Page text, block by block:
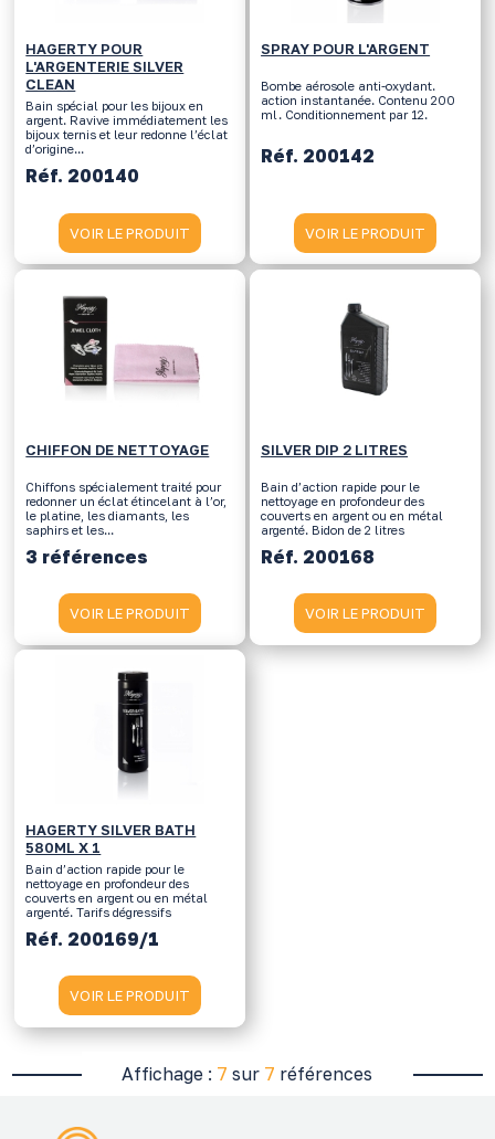
HAGERTY POUR
L'ARGENTERIE SILVER
CLEAN
Bain spécial pour les bijoux en
argent. Ravive immédiatement les
bijoux ternis et leur redonne l’éclat
d’origine...
Réf. 200140
VOIR LE PRODUIT
SPRAY POUR L'ARGENT
Bombe aérosole anti-oxydant.
action instantanée. Contenu 200
ml. Conditionnement par 12.
Réf. 200142
VOIR LE PRODUIT
CHIFFON DE NETTOYAGE
Chiffons spécialement traité pour
redonner un éclat étincelant à l’or,
le platine, les diamants, les
saphirs et les...
3 références
VOIR LE PRODUIT
SILVER DIP 2 LITRES
Bain d’action rapide pour le
nettoyage en profondeur des
couverts en argent ou en métal
argenté. Bidon de 2 litres
Réf. 200168
VOIR LE PRODUIT
HAGERTY SILVER BATH
580ML X 1
Bain d’action rapide pour le
nettoyage en profondeur des
couverts en argent ou en métal
argenté. Tarifs dégressifs
Réf. 200169/1
VOIR LE PRODUIT
Affichage : 7 sur 7 références